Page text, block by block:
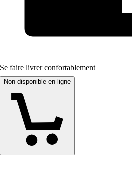
Se faire livrer confortablement
Non disponible en ligne